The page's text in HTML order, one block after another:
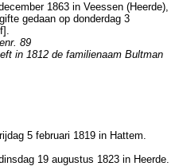
1863 in Veessen (Heerde),
gedaan op donderdag 3
].
89
in 1812 de familienaam Bultman
5 februari 1819 in Hattem
19 augustus 1823 in Heerde.